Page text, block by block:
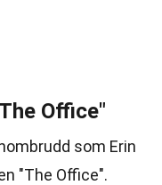
Office"
som Erin
"The Office".